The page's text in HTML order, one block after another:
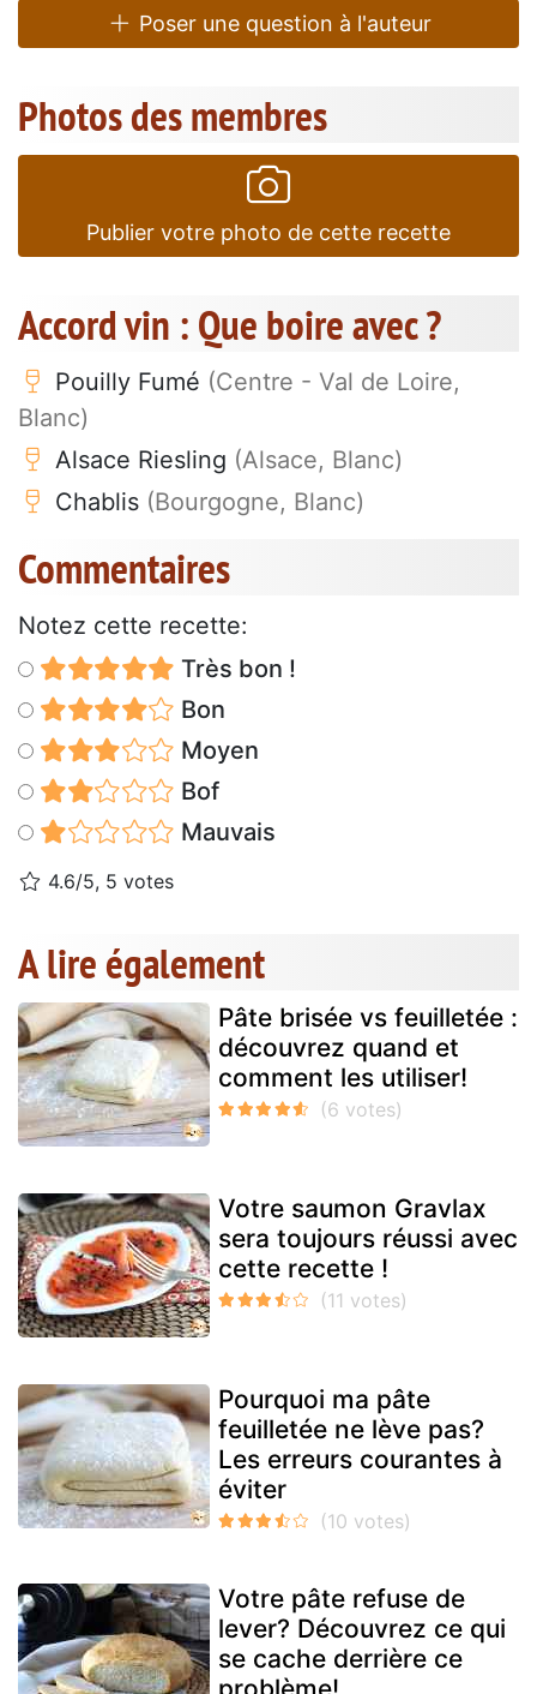
Poser une question à l'auteur
Photos des membres
Publier votre photo de cette recette
Accord vin : Que boire avec ?
Pouilly Fumé (Centre - Val de Loire,
Blanc)
Alsace Riesling (Alsace, Blanc)
Chablis (Bourgogne, Blanc)
Commentaires
Notez cette recette:
Très bon !
Bon
Moyen
Bof
Mauvais
4.6/5, 5 votes
A lire également
Pâte brisée vs feuilletée :
découvrez quand et
comment les utiliser!
Votre saumon Gravlax
sera toujours réussi avec
cette recette !
Pourquoi ma pâte
feuilletée ne lève pas?
Les erreurs courantes à
éviter
Votre pâte refuse de
lever? Découvrez ce qui
se cache derrière ce